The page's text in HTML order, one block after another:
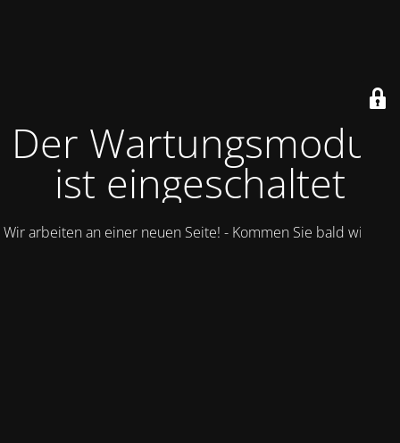
Der Wartungsmodus
ist eingeschaltet
Wir arbeiten an einer neuen Seite! - Kommen Sie bald wieder.